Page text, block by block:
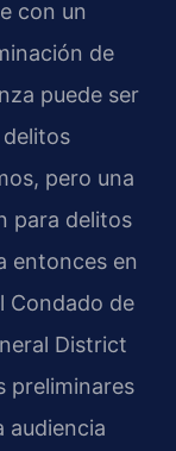
con un
de
puede ser
pero una
para delitos
entonces en
Condado de
District
preliminares
audiencia